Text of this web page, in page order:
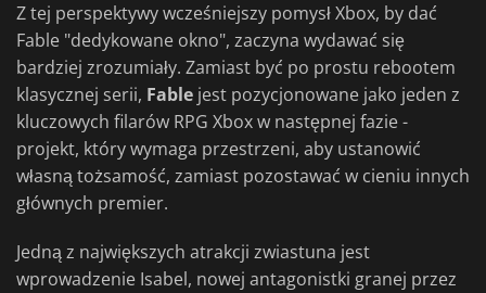
Z tej perspektywy wcześniejszy pomysł Xbox, by dać
Fable "dedykowane okno", zaczyna wydawać się
bardziej zrozumiały. Zamiast być po prostu rebootem
klasycznej serii, Fable jest pozycjonowane jako jeden z
kluczowych filarów RPG Xbox w następnej fazie -
projekt, który wymaga przestrzeni, aby ustanowić
własną tożsamość, zamiast pozostawać w cieniu innych
głównych premier.
Jedną z największych atrakcji zwiastuna jest
wprowadzenie Isabel, nowej antagonistki granej przez